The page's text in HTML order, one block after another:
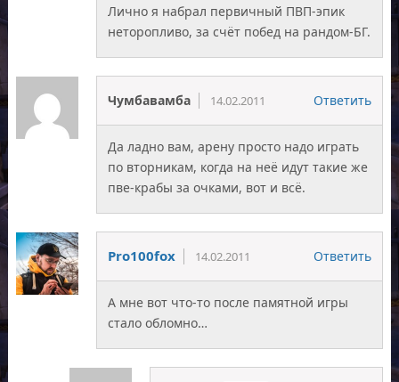
Лично я набрал первичный ПВП-эпик
неторопливо, за счёт побед на рандом-БГ.
Чумбавамба 14.02.2011 Ответить
Да ладно вам, арену просто надо играть
по вторникам, когда на неё идут такие же
пве-крабы за очками, вот и всё.
Pro100fox 14.02.2011 Ответить
А мне вот что-то после памятной игры
стало обломно…